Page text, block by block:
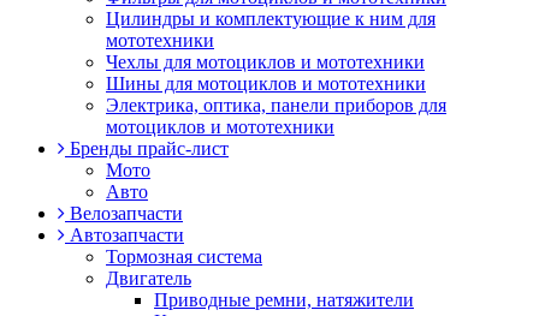
Цилиндры и комплектующие к ним для
мототехники
Чехлы для мотоциклов и мототехники
Шины для мотоциклов и мототехники
Электрика, оптика, панели приборов для
мотоциклов и мототехники
Бренды прайс-лист
Мото
Авто
Велозапчасти
Автозапчасти
Тормозная система
Двигатель
Приводные ремни, натяжители